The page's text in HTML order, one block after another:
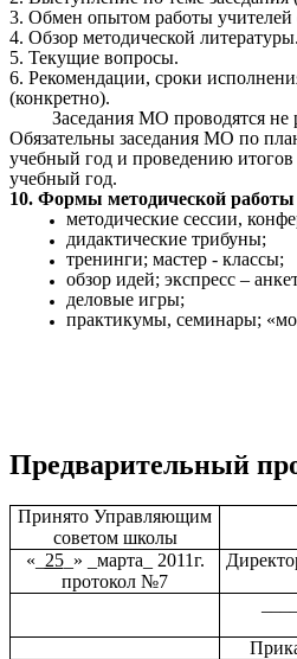
3. Обмен опытом работы учителей
4. Обзор методической литературы.
5. Текущие вопросы.
6. Рекомендации, сроки
(конкретно).
Заседания МО проводятся не
Обязательны заседания МО по
учебный год и проведению
учебный год.
10. Формы методической работы
методические сессии,
дидактические трибуны;
тренинги; мастер - классы;
обзор идей; экспресс –
деловые игры;
практикумы, семинары;
Предварительный
Принято Управляющим
советом школы
«_ 25_» _марта_ 2011г.
протокол №7